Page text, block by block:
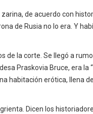
de acuerdo con
de Rusia no lo era. Y
de la corte. Se llegó a
Praskovia Bruce, era la
habitación erótica, llena
Dicen los